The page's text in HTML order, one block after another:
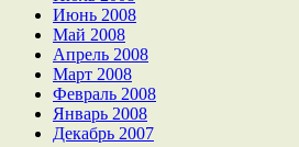
Июнь 2008
Май 2008
Апрель 2008
Март 2008
Февраль 2008
Январь 2008
Декабрь 2007